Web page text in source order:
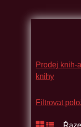
Prodej knih-
knihy
Filtrovat